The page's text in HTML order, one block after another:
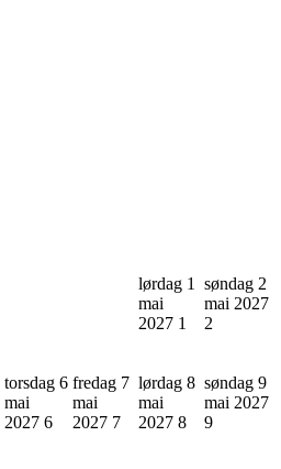
lørdag 1
mai
2027 1
søndag 2
mai 2027
2
torsdag 6
mai
2027 6
fredag 7
mai
2027 7
lørdag 8
mai
2027 8
søndag 9
mai 2027
9